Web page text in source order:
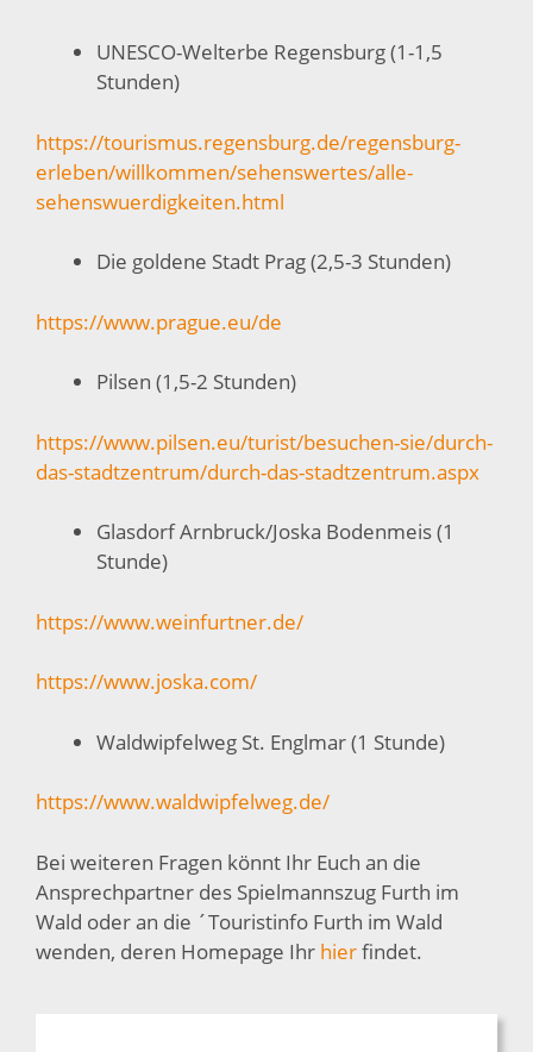
UNESCO-Welterbe Regensburg (1-1,5
Stunden)
https://tourismus.regensburg.de/regensburg-
erleben/willkommen/sehenswertes/alle-
sehenswuerdigkeiten.html
Die goldene Stadt Prag (2,5-3 Stunden)
https://www.prague.eu/de
Pilsen (1,5-2 Stunden)
https://www.pilsen.eu/turist/besuchen-sie/durch-
das-stadtzentrum/durch-das-stadtzentrum.aspx
Glasdorf Arnbruck/Joska Bodenmeis (1
Stunde)
https://www.weinfurtner.de/
https://www.joska.com/
Waldwipfelweg St. Englmar (1 Stunde)
https://www.waldwipfelweg.de/
Bei weiteren Fragen könnt Ihr Euch an die
Ansprechpartner des Spielmannszug Furth im
Wald oder an die ´Touristinfo Furth im Wald
wenden, deren Homepage Ihr hierfindet.